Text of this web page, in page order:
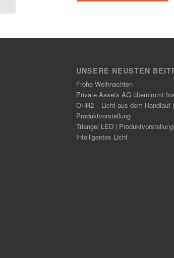
UNSERE NEUSTEN
Frohe Weihnachten
Private Assets AG übernimmt
OHR2 – Licht aus dem Handlauf |
Produktvorstellung
Triangel LED | Produktvorstellung
Intelligentes Licht